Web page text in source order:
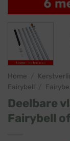
Home
Fairybell
Deelbare
Fairybell